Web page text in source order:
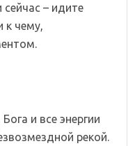
– идите
к чему,
и все энергии
рекой.